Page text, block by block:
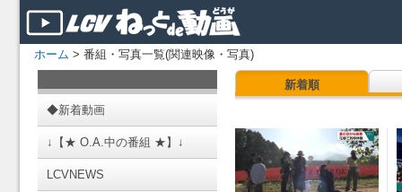
ホーム > 番組・写真一覧(関連映像・写真)
◆新着動画
↓【★ O.A.中の番組 ★】↓
LCVNEWS
新着順